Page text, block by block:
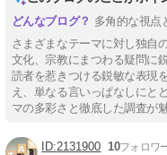
多角的な視点
さまざまなテーマに対し独自
文化、宗教にまつわる疑問に
読者を惹きつける鋭敏な表現
え、単なる言いっぱなしにと
マの多彩さと徹底した調査が
2131900 10